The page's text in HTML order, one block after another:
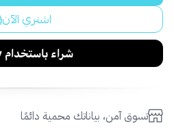
اشتري الآن
تسوق آمن، بياناتك محمية دائمًا